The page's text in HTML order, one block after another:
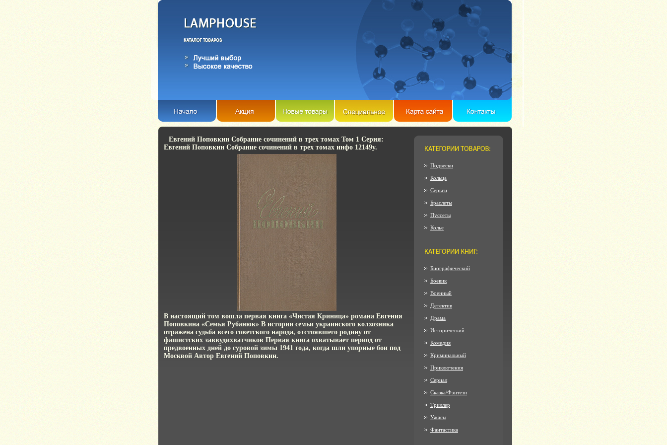
Евгений Поповкин Собрание сочинений в трех томах Том 1 Серия:
Евгений Поповкин Собрание сочинений в трех томах инфо 12149y.
В настоящий том вошла первая книга «Чистая Криница» романа Евгения
Поповкина «Семья Рубанюк» В истории семьи украинского колхозника
отражена судьба всего советского народа, отстоявшего родину от
фашистских заввудихватчиков Первая книга охватывает период от
предвоенных дней до суровой зимы 1941 года, когда шли упорные бои под
Москвой Автор Евгений Поповкин.
Подвески
Кольца
Серьги
Браслеты
Пуссеты
Колье
Биографический
Боевик
Военный
Детектив
Драма
Исторический
Комедия
Криминальный
Приключения
Сериал
Сказка/Фэнтези
Триллер
Ужасы
Фантастика